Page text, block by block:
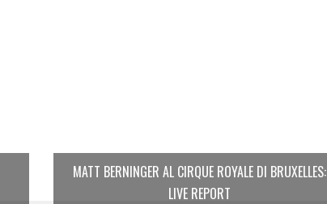
MATT BERNINGER AL CIRQUE ROYALE DI BRUXELLES:
LIVE REPORT